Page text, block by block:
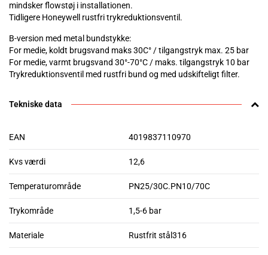
mindsker flowstøj i installationen.
Tidligere Honeywell rustfri trykreduktionsventil.
B-version med metal bundstykke:
For medie, koldt brugsvand maks 30C° / tilgangstryk max. 25 bar
For medie, varmt brugsvand 30°-70°C / maks. tilgangstryk 10 bar
Trykreduktionsventil med rustfri bund og med udskifteligt filter.
Tekniske data
EAN 4019837110970
Kvs værdi 12,6
Temperaturområde PN25/30C.PN10/70C
Trykområde 1,5-6 bar
Materiale Rustfrit stål316